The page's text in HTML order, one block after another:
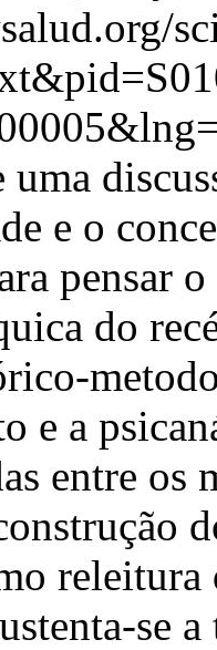
e o
pensar
do
e a
entre os
se a